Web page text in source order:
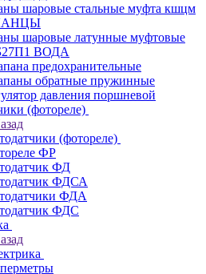
шаровые стальные муфта кшцм
шаровые латунные муфтовые
ВОДА
предохранительные
обратные пружинные
давления поршневой
(фотореле)
(фотореле)
ФР
ФД
ФДСА
ФДА
ФДС